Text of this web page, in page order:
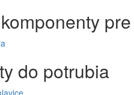
do potrubia